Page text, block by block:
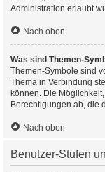
Administration erlaubt
Nach oben
Was sind Themen-
Themen-Symbole sind
Thema in Verbindung
können. Die
Berechtigungen ab, die
Nach oben
Benutzer-Stufen